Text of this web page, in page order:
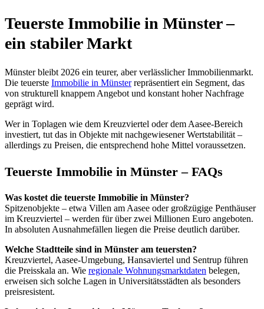
Teuerste Immobilie in Münster –
ein stabiler Markt
Münster bleibt 2026 ein teurer, aber verlässlicher Immobilienmarkt.
Die teuerste Immobilie in Münsterrepräsentiert ein Segment, das
von strukturell knappem Angebot und konstant hoher Nachfrage
geprägt wird.
Wer in Toplagen wie dem Kreuzviertel oder dem Aasee-Bereich
investiert, tut das in Objekte mit nachgewiesener Wertstabilität –
allerdings zu Preisen, die entsprechend hohe Mittel voraussetzen.
Teuerste Immobilie in Münster – FAQs
Was kostet die teuerste Immobilie in Münster?
Spitzenobjekte – etwa Villen am Aasee oder großzügige Penthäuser
im Kreuzviertel – werden für über zwei Millionen Euro angeboten.
In absoluten Ausnahmefällen liegen die Preise deutlich darüber.
Welche Stadtteile sind in Münster am teuersten?
Kreuzviertel, Aasee-Umgebung, Hansaviertel und Sentrup führen
die Preisskala an. Wie regionale Wohnungsmarktdaten belegen,
erweisen sich solche Lagen in Universitätsstädten als besonders
preisresistent.